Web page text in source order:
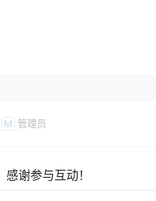
M 管理员
谢参与互动！